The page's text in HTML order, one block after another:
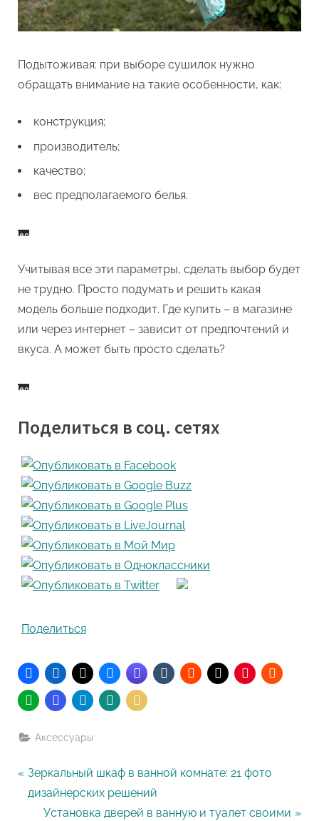
Подытоживая: при выборе сушилок нужно
обращать внимание на такие особенности, как:
конструкция;
производитель;
качество;
вес предполагаемого белья.
Учитывая все эти параметры, сделать выбор будет
не трудно. Просто подумать и решить какая
модель больше подходит. Где купить – в магазине
или через интернет – зависит от предпочтений и
вкуса. А может быть просто сделать?
Поделиться в соц. сетях
Поделиться
Аксессуары
Навигация
по
P
r
Зеркальный шкаф в ванной комнате: 21 фото
дизайнерских решений
N
Установка дверей в ванную и туалет своими